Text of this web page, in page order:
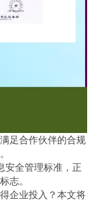
足合作伙伴的合规
安全管理标准，正
志。
企业投入？本文将